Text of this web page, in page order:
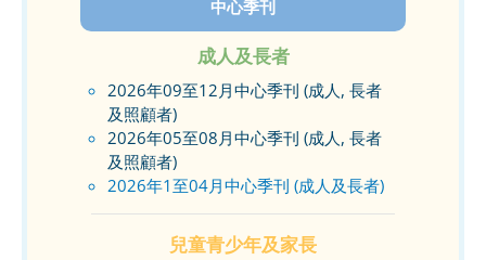
中心季刊
成人及長者
2026年09至12月中心季刊 (成人, 長者
及照顧者)
2026年05至08月中心季刊 (成人, 長者
及照顧者)
2026年1至04月中心季刊 (成人及長者)
兒童青少年及家長